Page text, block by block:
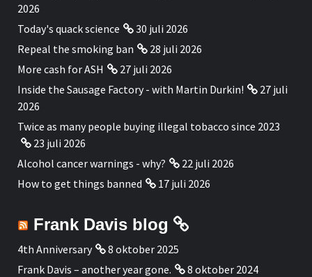
2026
Today's quack science
30 juli 2026
Repeal the smoking ban
28 juli 2026
More cash for ASH
27 juli 2026
Inside the Sausage Factory - with Martin Durkin!
27 juli
2026
Twice as many people buying illegal tobacco since 2023
23 juli 2026
Alcohol cancer warnings - why?
22 juli 2026
How to get things banned
17 juli 2026
Frank Davis blog
4th Anniversary
8 oktober 2025
Frank Davis – another year gone.
8 oktober 2024